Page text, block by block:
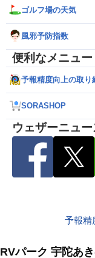
ゴルフ場の天気
風邪予防指数
便利なメニュー
予報精度向上の取り
SORASHOP
ウェザーニュ
予報精
RVパーク 宇陀あ